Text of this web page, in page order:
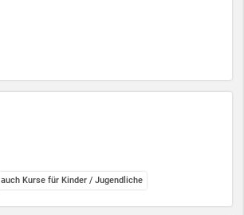
auch Kurse für Kinder / Jugendliche